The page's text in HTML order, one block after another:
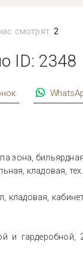
смотрят:2
ID: 2348
зона,
кладовая,
и гардеробной,